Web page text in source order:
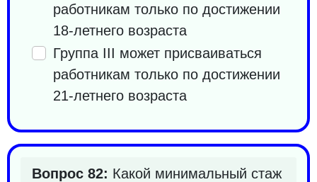
работникам только по достижении
18-летнего возраста
Группа III может присваиваться
работникам только по достижении
21-летнего возраста
Вопрос 82: Какой минимальный стаж